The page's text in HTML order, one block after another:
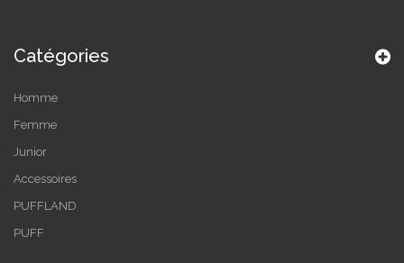
Catégories
Homme
Femme
Junior
Accessoires
PUFFLAND
PUFF